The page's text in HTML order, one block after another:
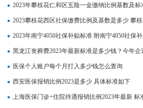
2023年攀枝花仁和区五险一金缴纳比例基数及标
2023攀枝花西区社保缴费比例及基数是多少 攀
区社保缴费标准表
2023年南宁4050社保补贴标准 附南宁4050社保
以享受几年
黑龙江丧葬费2023年最新标准是多少钱？今年企
丧葬费领多少钱？
医保个人账户每个月打入多少钱怎么查询
西安医保报销比例2023是多少 具体标准如下
上海医保门诊+住院待遇报销比例2023年最新 标